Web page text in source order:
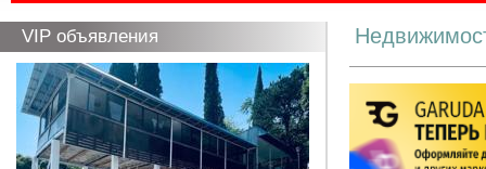
VIP объявления